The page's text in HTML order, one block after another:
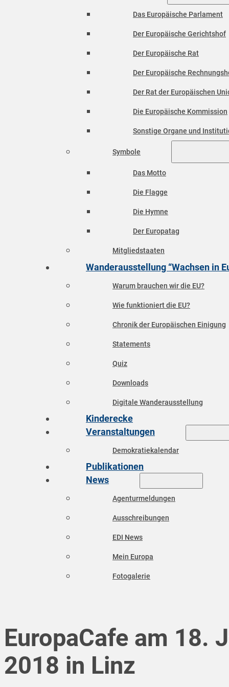
Das Europäische Parlament
Der Europäische Gerichtshof
Der Europäische Rat
Der Europäische
Der Rat der Europäischen
Die Europäische Kommission
Sonstige Organe und
Symbole
Das Motto
Die Flagge
Die Hymne
Der Europatag
Mitgliedstaaten
Wanderausstellung “Wachsen in
Warum brauchen wir die EU?
Wie funktioniert die EU?
Chronik der Europäischen Einigung
Statements
Quiz
Downloads
Digitale Wanderausstellung
Kinderecke
Veranstaltungen
Demokratiekalendar
Publikationen
News
Agenturmeldungen
Ausschreibungen
EDI News
Mein Europa
Fotogalerie
EuropaCafe am 18.
2018 in Linz